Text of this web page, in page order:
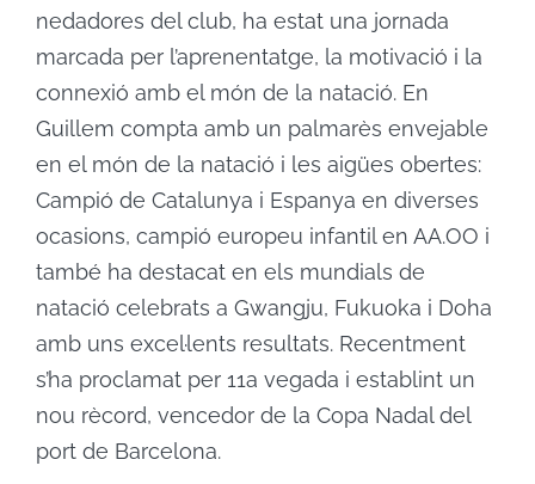
nedadores del club, ha estat una jornada
marcada per l’aprenentatge, la motivació i la
connexió amb el món de la natació. En
Guillem compta amb un palmarès envejable
en el món de la natació i les aigües obertes:
Campió de Catalunya i Espanya en diverses
ocasions, campió europeu infantil en AA.OO i
també ha destacat en els mundials de
natació celebrats a Gwangju, Fukuoka i Doha
amb uns excel·lents resultats. Recentment
s’ha proclamat per 11a vegada i establint un
nou rècord, vencedor de la Copa Nadal del
port de Barcelona.